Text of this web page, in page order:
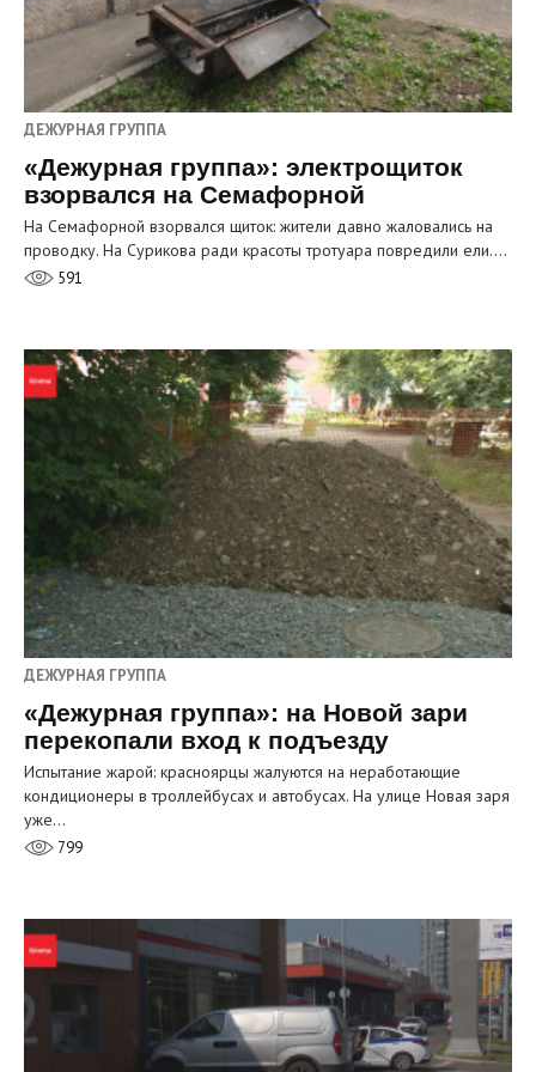
ДЕЖУРНАЯ ГРУППА
«Дежурная группа»: электрощиток
взорвался на Семафорной
На Семафорной взорвался щиток: жители давно жаловались на
проводку. На Сурикова ради красоты тротуара повредили ели.…
591
ДЕЖУРНАЯ ГРУППА
«Дежурная группа»: на Новой зари
перекопали вход к подъезду
Испытание жарой: красноярцы жалуются на неработающие
кондиционеры в троллейбусах и автобусах. На улице Новая заря
уже…
799